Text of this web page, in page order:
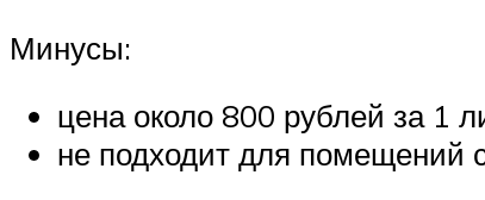
Минусы:
цена около 800 рублей за 1
не подходит для помещений